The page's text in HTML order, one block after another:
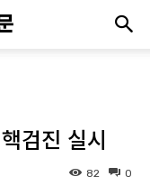
검진 실시
0
82